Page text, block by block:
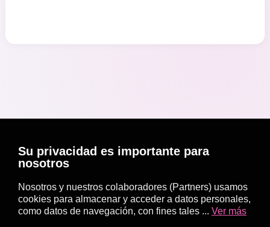
Su privacidad es importante para
nosotros
Nosotros y nuestros colaboradores (Partners) usamos
cookies para almacenar y acceder a datos personales,
como datos de navegación, con fines tales ... Ver más